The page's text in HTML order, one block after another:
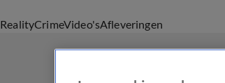
RealityCrimeVideo'sAfleveringen